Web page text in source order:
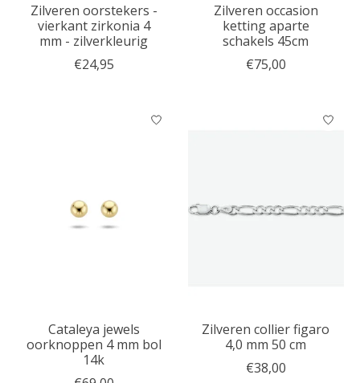
Zilveren oorstekers -
vierkant zirkonia 4
mm - zilverkleurig
€24,95
Zilveren occasion
ketting aparte
schakels 45cm
€75,00
Cataleya jewels
oorknoppen 4 mm bol
14k
Zilveren collier figaro
4,0 mm 50 cm
€38,00